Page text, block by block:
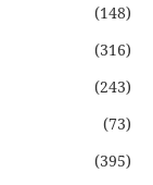
(148)
(316)
(243)
(73)
(395)